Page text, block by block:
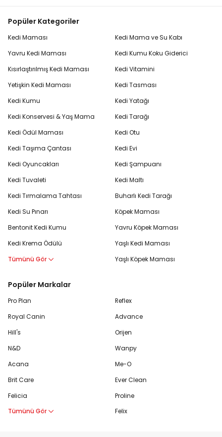
Popüler Kategoriler
Kedi Maması
Yavru Kedi Maması
Kısırlaştırılmış Kedi Maması
Yetişkin Kedi Maması
Kedi Kumu
Kedi Konservesi & Yaş Mama
Kedi Ödül Maması
Kedi Taşıma Çantası
Kedi Oyuncakları
Kedi Tuvaleti
Kedi Tırmalama Tahtası
Kedi Su Pınarı
Bentonit Kedi Kumu
Kedi Krema Ödülü
Tümünü Gör
Kedi Mama ve Su Kabı
Kedi Kumu Koku Giderici
Kedi Vitamini
Kedi Tasması
Kedi Yatağı
Kedi Tarağı
Kedi Otu
Kedi Evi
Kedi Şampuanı
Kedi Maltı
Buharlı Kedi Tarağı
Köpek Maması
Yavru Köpek Maması
Yaşlı Kedi Maması
Yaşlı Köpek Maması
Popüler Markalar
Pro Plan
Royal Canin
Hill's
N&D
Acana
Brit Care
Felicia
Tümünü Gör
Reflex
Advance
Orijen
Wanpy
Me-O
Ever Clean
Proline
Felix